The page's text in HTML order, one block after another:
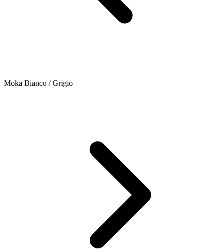
Moka Bianco / Grigio